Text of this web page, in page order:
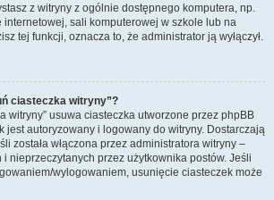
z witryny z ogólnie dostępnego komputera, np.
sali komputerowej w szkole lub na
tej funkcji, oznacza to, że administrator ją wyłączył.
ciasteczka witryny”?
witryny” usuwa ciasteczka utworzone przez phpBB
jest autoryzowany i logowany do witryny. Dostarczają
została włączona przez administratora witryny –
nieprzeczytanych przez użytkownika postów. Jeśli
wylogowaniem, usunięcie ciasteczek może